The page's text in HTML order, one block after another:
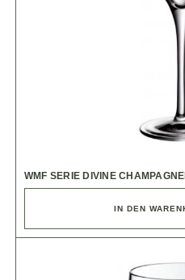
WMF SERIE DIVINE
IN DEN